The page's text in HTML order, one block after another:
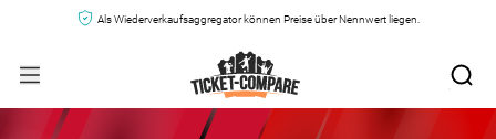
Als Wiederverkaufsaggregator können Preise über Nennwert liegen.